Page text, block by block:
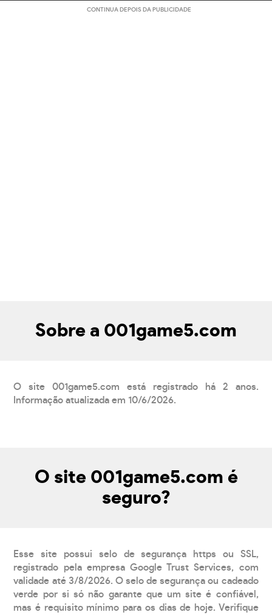
CONTINUA DEPOIS DA PUBLICIDADE
Sobre a 001game5.com
O site 001game5.com está registrado há 2 anos.
Informação atualizada em 10/6/2026.
O site 001game5.com é
seguro?
Esse site possui selo de segurança https ou SSL,
registrado pela empresa Google Trust Services, com
validade até 3/8/2026. O selo de segurança ou cadeado
verde por si só não garante que um site é confiável,
mas é requisito mínimo para os dias de hoje. Verifique